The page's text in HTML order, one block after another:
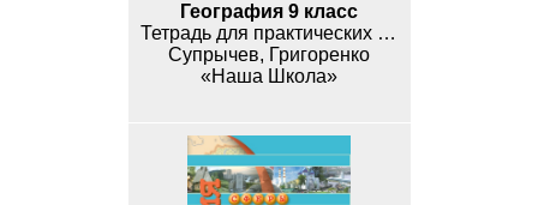
География 9 класс
Тетрадь для практических работ
Супрычев, Григоренко
«Наша Школа»